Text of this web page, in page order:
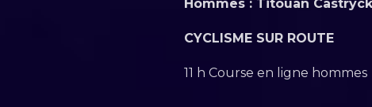
Hommes : Titouan
CYCLISME SUR ROUTE
11 h Course en ligne hommes